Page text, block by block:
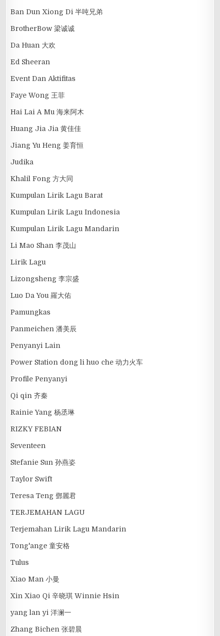
Ban Dun Xiong Di 半吨兄弟
BrotherBow 梁诚诚
Da Huan 大欢
Ed Sheeran
Event Dan Aktifitas
Faye Wong 王菲
Hai Lai A Mu 海来阿木
Huang Jia Jia 黄佳佳
Jiang Yu Heng 姜育恒
Judika
Khalil Fong 方大同
Kumpulan Lirik Lagu Barat
Kumpulan Lirik Lagu Indonesia
Kumpulan Lirik Lagu Mandarin
Li Mao Shan 李茂山
Lirik Lagu
Lizongsheng 李宗盛
Luo Da You 羅大佑
Pamungkas
Panmeichen 潘美辰
Penyanyi Lain
Power Station dong li huo che 动力火车
Profile Penyanyi
Qi qin 齐秦
Rainie Yang 杨丞琳
RIZKY FEBIAN
Seventeen
Stefanie Sun 孙燕姿
Taylor Swift
Teresa Teng 鄧麗君
TERJEMAHAN LAGU
Terjemahan Lirik Lagu Mandarin
Tong'ange 童安格
Tulus
Xiao Man 小曼
Xin Xiao Qi 辛晓琪 Winnie Hsin
yang lan yi 洋澜一
Zhang Bichen 张碧晨